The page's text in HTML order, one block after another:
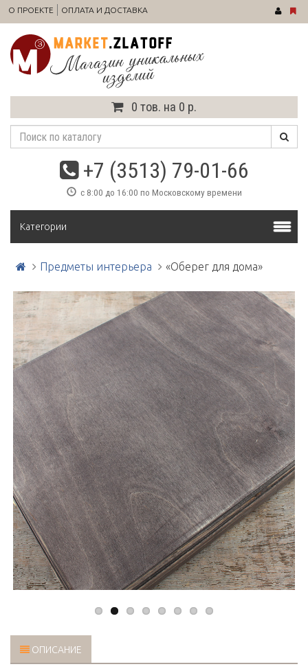
О ПРОЕКТЕ ОПЛАТА И ДОСТАВКА
0 тов. на 0 р.
+7 (3513) 79-01-66
с 8:00 до 16:00 по Московскому времени
Категории
Предметы интерьера «Оберег для дома»
ОПИСАНИЕ